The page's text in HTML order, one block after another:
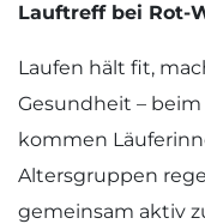
Lauftreff bei Rot-
Laufen hält fit,
Gesundheit –
kommen
Altersgruppen
gemeinsam aktiv